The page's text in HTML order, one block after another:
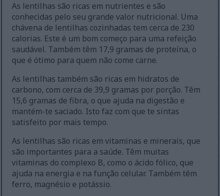
As lentilhas são ricas em nutrientes e são
conhecidas pelo seu grande valor nutricional. Uma
chávena de lentilhas cozinhadas tem cerca de 230
calorias. Este é um bom começo para uma refeição
saudável. Também têm 17,9 gramas de proteína, o
que é ótimo para quem não come carne.
As lentilhas também são ricas em hidratos de
carbono, com cerca de 39,9 gramas por porção. Têm
15,6 gramas de fibra, o que ajuda na digestão e
mantém-te saciado. Isto faz com que te sintas
satisfeito por mais tempo.
As lentilhas são ricas em vitaminas e minerais, que
são importantes para a saúde. Têm muitas
vitaminas do complexo B, como o ácido fólico, que
ajuda na energia e na função celular. Também têm
ferro, magnésio e potássio.